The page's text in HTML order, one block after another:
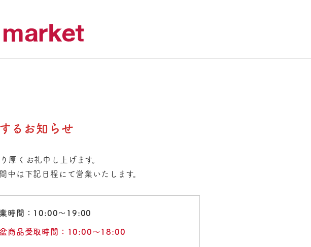
る お知らせ
厚くお礼申し上げます。
中は下記日程にて営業いたします。
時間：10:00〜19:00
商品受取時間：10:00〜18:00